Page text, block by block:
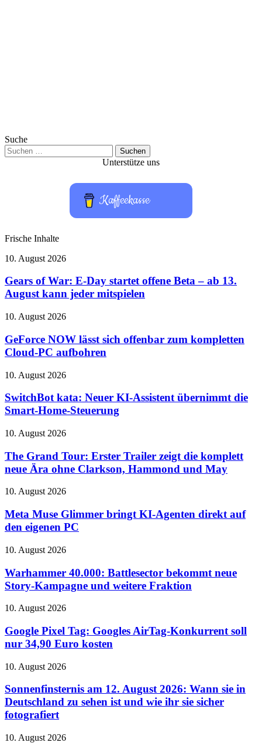
Suche
Suchen
nach:
Unterstütze uns
Kaffeekasse
Frische Inhalte
Gears
War:
E-
Day
offene
–
ab
August
jeder
mitspielen
10. August 2026
Gears of War: E-Day startet offene Beta – ab 13.
August kann jeder mitspielen
GeForce
lässt
sich
offenbar
kompletten
PC
aufbohren
10. August 2026
GeForce NOW lässt sich offenbar zum kompletten
Cloud-PC aufbohren
SwitchBot
Neuer
KI-
Assistent
die
Home-
Steuerung
10. August 2026
SwitchBot kata: Neuer KI-Assistent übernimmt die
Smart-Home-Steuerung
The
Tour:
Erster
Trailer
die
neue
Ära
Clarkson,
und
May
10. August 2026
The Grand Tour: Erster Trailer zeigt die komplett
neue Ära ohne Clarkson, Hammond und May
Meta
Glimmer
bringt
KI-
direkt
den
eigenen
10. August 2026
Meta Muse Glimmer bringt KI-Agenten direkt auf
den eigenen PC
Warhammer
Battlesector
bekommt
neue
Kampagne
weitere
Fraktion
10. August 2026
Warhammer 40.000: Battlesector bekommt neue
Story-Kampagne und weitere Fraktion
Google
Tag:
Googles
AirTag-
soll
34,90
Euro
kosten
10. August 2026
Google Pixel Tag: Googles AirTag-Konkurrent soll
nur 34,90 Euro kosten
Sonnenfinsternis
12.
August
2026:
Wann
in
10. August 2026
Sonnenfinsternis am 12. August 2026: Wann sie in
Deutschland zu sehen ist und wie ihr sie sicher
fotografiert
VITURE
10. August 2026